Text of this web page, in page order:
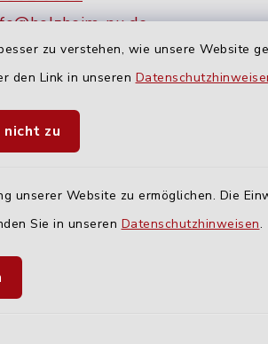
zu verstehen, wie unsere Website
den Link in unseren
nicht zu
unserer Website zu ermöglichen. Die
Sie in unseren Datenschutzhinweisen.
nu.de
09:00-
Neu-Ulm